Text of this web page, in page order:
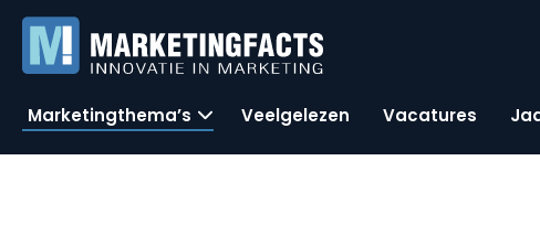
Marketingthema’s Veelgelezen Vacatures